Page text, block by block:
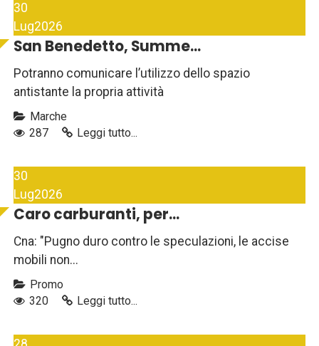
30
Lug2026
San Benedetto, Summe...
Potranno comunicare l’utilizzo dello spazio
antistante la propria attività
Marche
287
Leggi tutto...
30
Lug2026
Caro carburanti, per...
Cna: "Pugno duro contro le speculazioni, le accise
mobili non...
Promo
320
Leggi tutto...